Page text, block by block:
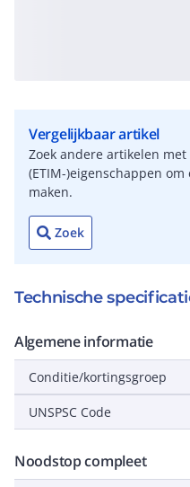
Vergelijkbaar artikel
Zoek andere artikelen
(ETIM-)eigenschappen
maken.
Zoek
Technische
Algemene informatie
Conditie/kortingsgroep
UNSPSC Code
Noodstop compleet